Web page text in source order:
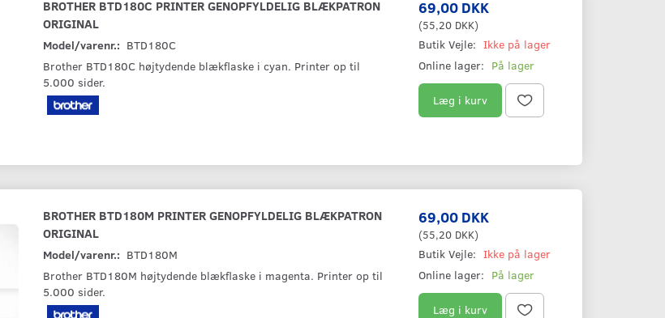
BROTHER BTD180C PRINTER GENOPFYLDELIG BLÆKPATRON
ORIGINAL
Model/varenr.: BTD180C
Brother BTD180C højtydende blækflaske i cyan. Printer op til
5.000 sider.
69,00 DKK
(55,20 DKK)
Butik Vejle: Ikke på lager
Online lager: På lager
Læg i kurv
BROTHER BTD180M PRINTER GENOPFYLDELIG BLÆKPATRON
ORIGINAL
Model/varenr.: BTD180M
Brother BTD180M højtydende blækflaske i magenta. Printer op til
5.000 sider.
69,00 DKK
(55,20 DKK)
Butik Vejle: Ikke på lager
Online lager: På lager
Læg i kurv